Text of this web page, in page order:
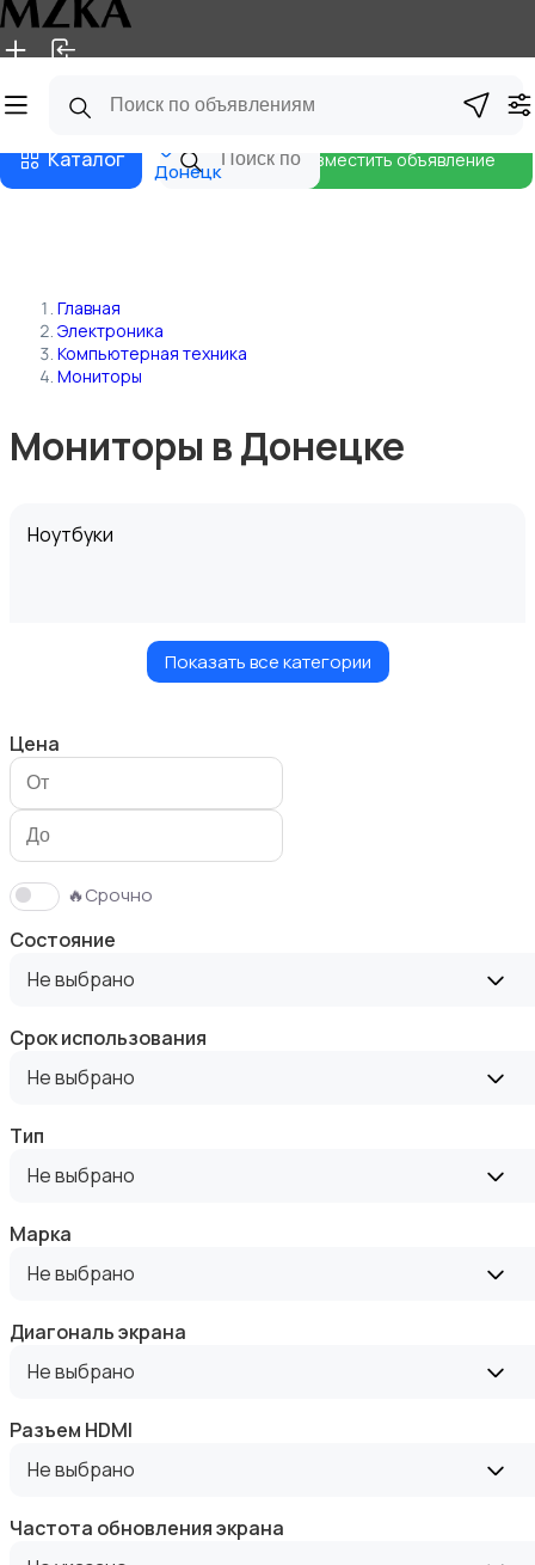
Главная Магазины
Каталог Донецк
Разместить объявление
Главная
Электроника
Компьютерная техника
Мониторы
Мониторы в Донецке
Ноутбуки
Мониторы
Оргтехника и расходники
Показать все категории
Цена
🔥Срочно
Состояние
Не выбрано
Срок использования
Не выбрано
Тип
Не выбрано
Марка
Не выбрано
Диагональ экрана
Не выбрано
Разъем HDMI
Не выбрано
Частота обновления экрана